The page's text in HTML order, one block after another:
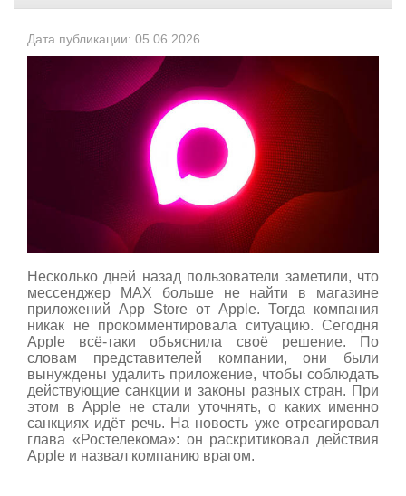
Дата публикации: 05.06.2026
Несколько дней назад пользователи заметили, что
мессенджер MAX больше не найти в магазине
приложений App Store от Apple. Тогда компания
никак не прокомментировала ситуацию. Сегодня
Apple всё‑таки объяснила своё решение. По
словам представителей компании, они были
вынуждены удалить приложение, чтобы соблюдать
действующие санкции и законы разных стран. При
этом в Apple не стали уточнять, о каких именно
санкциях идёт речь. На новость уже отреагировал
глава «Ростелекома»: он раскритиковал действия
Apple и назвал компанию врагом.